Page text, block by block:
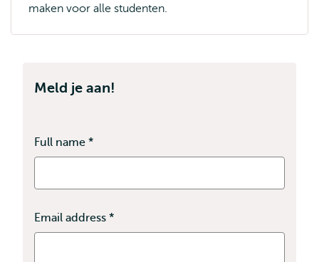
maken voor alle studenten.
Meld je aan!
Full name *
veld
verplicht
Email address *
veld